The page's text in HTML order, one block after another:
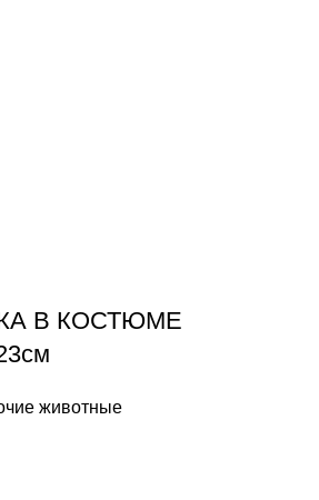
В КОСТЮМЕ
животные